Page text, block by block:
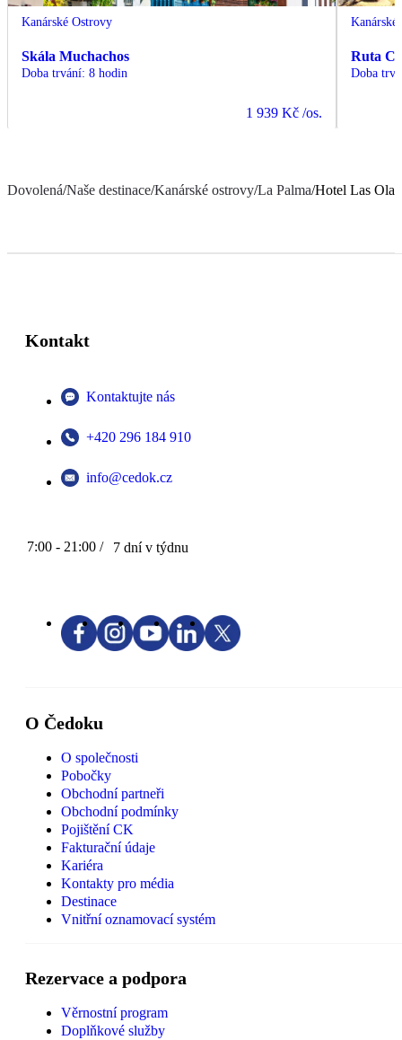
Kanárské Ostrovy
Skála Muchachos
Doba trvání: 8 hodin
1 939 Kč /os.
Ruta
Doba
Dovolená/Naše destinace/Kanárské ostrovy/La Palma/Hotel Las Olas
Kontakt
Kontaktujte nás
+420 296 184 910
info@cedok.cz
7:00 - 21:00 / 7 dní v týdnu
O Čedoku
O společnosti
Pobočky
Obchodní partneři
Obchodní podmínky
Pojištění CK
Fakturační údaje
Kariéra
Kontakty pro média
Destinace
Vnitřní oznamovací systém
Rezervace a podpora
Věrnostní program
Doplňkové služby